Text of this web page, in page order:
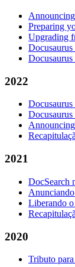
Preparing
Upgrading
Docusaurus
Docusaurus
2022
Docusaurus
Docusaurus
2021
DocSearch
Liberando
2020
Tributo